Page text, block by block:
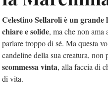
Celestino Sellaroli è un grande
chiare e solide, ma che non ama
parlare troppo di sé. Ma questa
candeline della sua creatura, non
scommessa vinta, alla faccia di
di vita.